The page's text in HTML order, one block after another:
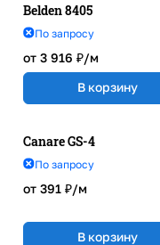
Belden 8405
По запросу
от 3 916 ₽/м
В корзину
Canare GS-4
По запросу
от 391 ₽/м
В корзину